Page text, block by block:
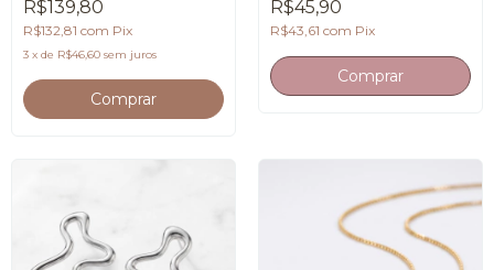
R$139,80
R$132,81 com Pix
3 x de R$46,60 sem juros
R$45,90
R$43,61 com Pix
Comprar